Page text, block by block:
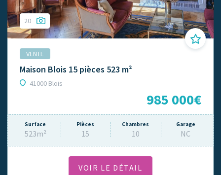
20
VENTE
Maison Blois 15 pièces 523 m²
41000 Blois
985 000€
Surface
523m²
Pièces
15
Chambres
10
Garage
NC
VOIR LE DÉTAIL